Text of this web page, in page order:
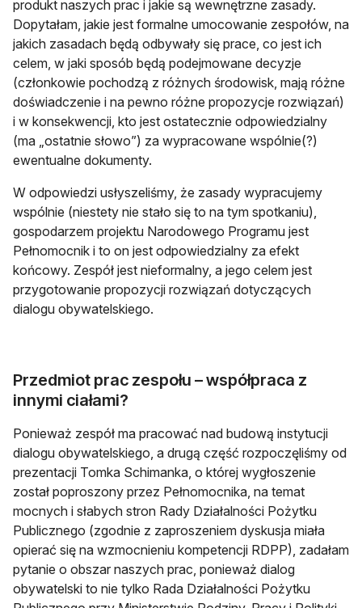
produkt naszych prac i jakie są wewnętrzne zasady.
Dopytałam, jakie jest formalne umocowanie zespołów, na
jakich zasadach będą odbywały się prace, co jest ich
celem, w jaki sposób będą podejmowane decyzje
(członkowie pochodzą z różnych środowisk, mają różne
doświadczenie i na pewno różne propozycje rozwiązań)
i w konsekwencji, kto jest ostatecznie odpowiedzialny
(ma „ostatnie słowo”) za wypracowane wspólnie(?)
ewentualne dokumenty.
W odpowiedzi usłyszeliśmy, że zasady wypracujemy
wspólnie (niestety nie stało się to na tym spotkaniu),
gospodarzem projektu Narodowego Programu jest
Pełnomocnik i to on jest odpowiedzialny za efekt
końcowy. Zespół jest nieformalny, a jego celem jest
przygotowanie propozycji rozwiązań dotyczących
dialogu obywatelskiego.
Przedmiot prac zespołu – współpraca z
innymi ciałami?
Ponieważ zespół ma pracować nad budową instytucji
dialogu obywatelskiego, a drugą część rozpoczęliśmy od
prezentacji Tomka Schimanka, o której wygłoszenie
został poproszony przez Pełnomocnika, na temat
mocnych i słabych stron Rady Działalności Pożytku
Publicznego (zgodnie z zaproszeniem dyskusja miała
opierać się na wzmocnieniu kompetencji RDPP), zadałam
pytanie o obszar naszych prac, ponieważ dialog
obywatelski to nie tylko Rada Działalności Pożytku